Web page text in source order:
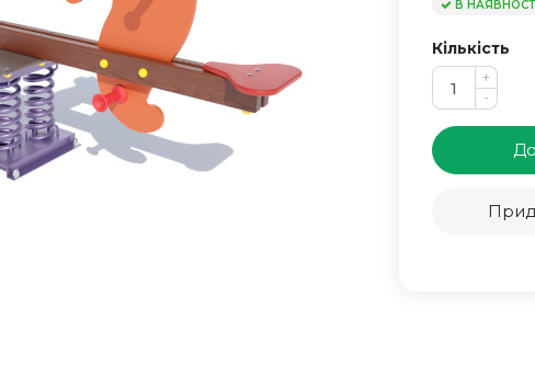
В
Кількість
+
-